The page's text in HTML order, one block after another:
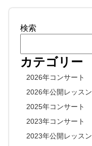
検索
カテゴリー
2026年コンサート
2026年公開レッスン
2025年コンサート
2023年コンサート
2023年公開レッスン